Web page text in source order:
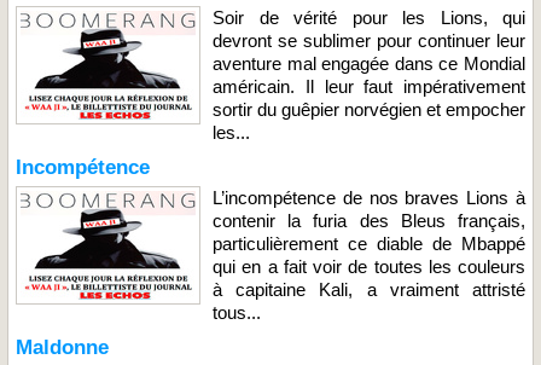
Soir de vérité pour les Lions, qui
devront se sublimer pour continuer leur
aventure mal engagée dans ce Mondial
américain. Il leur faut impérativement
sortir du guêpier norvégien et empocher
les...
Incompétence
L’incompétence de nos braves Lions à
contenir la furia des Bleus français,
particulièrement ce diable de Mbappé
qui en a fait voir de toutes les couleurs
à capitaine Kali, a vraiment attristé
tous...
Maldonne